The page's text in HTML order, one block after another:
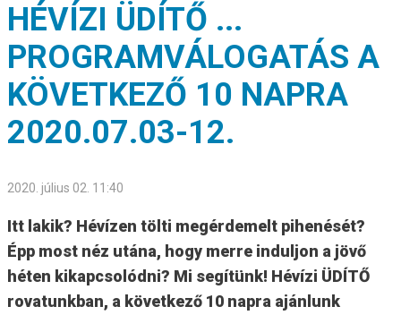
HÉVÍZI ÜDÍTŐ ...
PROGRAMVÁLOGATÁS A
KÖVETKEZŐ 10 NAPRA
2020.07.03-12.
2020. július 02. 11:40
Itt lakik? Hévízen tölti megérdemelt pihenését?
Épp most néz utána, hogy merre induljon a jövő
héten kikapcsolódni? Mi segítünk! Hévízi ÜDÍTŐ
rovatunkban, a következő 10 napra ajánlunk